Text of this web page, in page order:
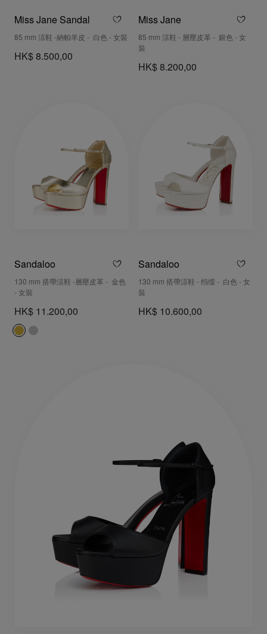
Miss Jane Sandal
85 mm 涼鞋 -納帕羊皮 - 白色 - 女裝
HK$ 8.500,00
Miss Jane
85 mm 涼鞋 - 層壓皮革 - 銀色 - 女
裝
HK$ 8.200,00
Sandaloo
130 mm 搭帶涼鞋 -層壓皮革 - 金色
- 女裝
HK$ 11.200,00
Sandaloo
130 mm 搭帶涼鞋 - 绉缎 - 白色 - 女
裝
HK$ 10.600,00